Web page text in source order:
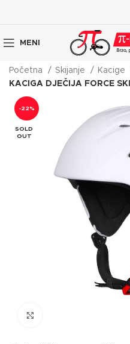
MENI
Početna Skijanje
Kacige
KACIGA DJEČIJA FORCE
-22%
SOLD
OUT